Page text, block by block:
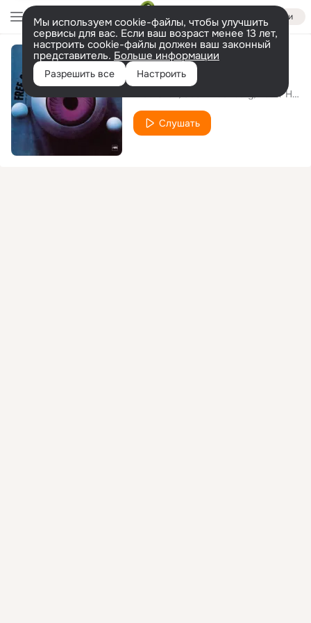
Войти
Мы используем cookie-файлы, чтобы улучшить
сервисы для вас. Если ваш возраст менее 13 лет,
настроить cookie-файлы должен ваш законный
представитель. Больше информации
Разрешить все Настроить
All My Love Girl
Peter Herbolzheimer
Слушать